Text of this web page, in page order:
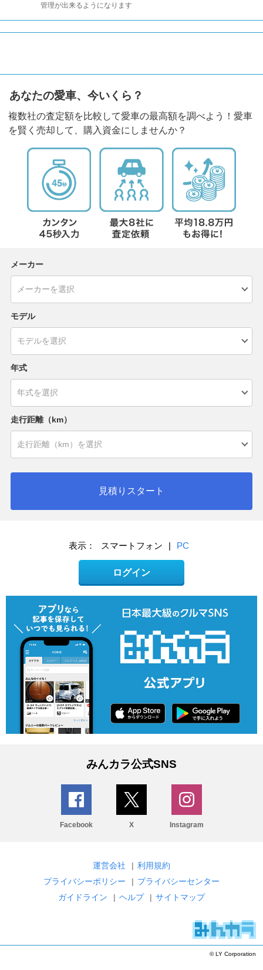
管理が出来るようになります
あなたの愛車、今いくら？
複数社の査定額を比較して愛車の最高額を調べよう！愛車
を賢く売却して、購入資金にしませんか？
メーカー
モデル
年式
走行距離（km）
見積りスタート
表示： スマートフォン | PC
ログイン
みんカラ公式SNS
Facebook X Instagram
運営会社 | 利用規約
プライバシーポリシー
| プライバシーセンター
ガイドライン
| ヘルプ | サイトマップ
© LY Corporation